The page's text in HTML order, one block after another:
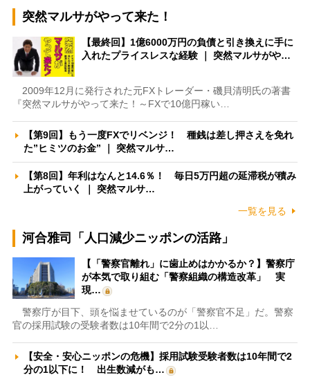
突然マルサがやって来た！
【最終回】1億6000万円の負債と引き換えに手に
入れたプライスレスな経験 ｜ 突然マルサがや…
2009年12月に発行された元FXトレーダー・磯貝清明氏の著書
『突然マルサがやって来た！～FXで10億円稼い…
【第9回】もう一度FXでリベンジ！ 種銭は差し押さえを免れ
た”ヒミツのお金” ｜ 突然マルサ…
【第8回】年利はなんと14.6％！ 毎日5万円超の延滞税が積み
上がっていく ｜ 突然マルサ…
一覧を見る
河合雅司「人口減少ニッポンの活路」
【「警察官離れ」に歯止めはかかるか？】警察庁
が本気で取り組む「警察組織の構造改革」 実
現…
警察庁が目下、頭を悩ませているのが「警察官不足」だ。警察
官の採用試験の受験者数は10年間で2分の1以…
【安全・安心ニッポンの危機】採用試験受験者数は10年間で2
分の1以下に！ 出生数減がも…